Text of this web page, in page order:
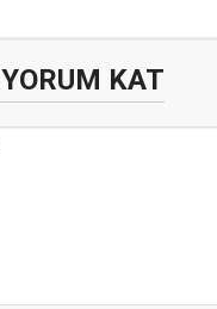
YORUM KAT